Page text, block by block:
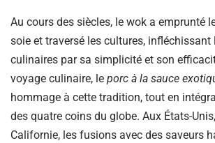
Au cours des siècles, le wok a emprunté
soie et traversé les cultures, infléchissant
culinaires par sa simplicité et son
voyage culinaire, le porc à la sauce
hommage à cette tradition, tout en
des quatre coins du globe. Aux États-
Californie, les fusions avec des saveurs